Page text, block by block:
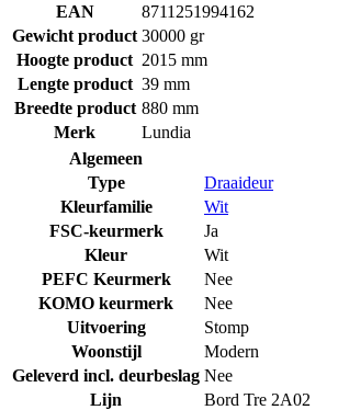
EAN
8711251994162
Gewicht product 30000 gr
Hoogte product 2015 mm
Lengte product 39 mm
Breedte product 880 mm
Merk
Lundia
Algemeen
Type
Draaideur
Kleurfamilie
Wit
FSC-keurmerk
Ja
Kleur
Wit
PEFC Keurmerk
Nee
KOMO keurmerk
Nee
Uitvoering
Stomp
Woonstijl
Modern
Geleverd incl. deurbeslag Nee
Lijn
Bord Tre 2A02